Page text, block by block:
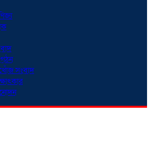
সংবাদ